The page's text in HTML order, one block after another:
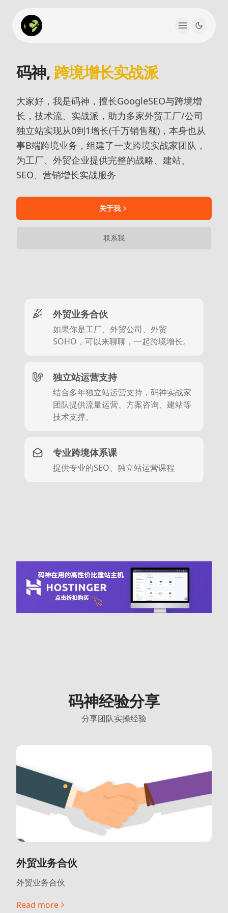
码神, 跨境增长实战派
大家好，我是码神，擅长GoogleSEO与跨境增
长，技术流、实战派，助力多家外贸工厂/公司
独立站实现从0到1增长(千万销售额)，本身也从
事B端跨境业务，组建了一支跨境实战家团队，
为工厂、外贸企业提供完整的战略、建站、
SEO、营销增长实战服务
关于我
联系我
外贸业务合伙
如果你是工厂、外贸公司、外贸
SOHO，可以来聊聊，一起跨境增长。
独立站运营支持
结合多年独立站运营支持，码神实战家
团队提供流量运营、方案咨询、建站等
技术支撑。
专业跨境体系课
提供专业的SEO、独立站运营课程
码神经验分享
分享团队实操经验
外贸业务合伙
外贸业务合伙
Read more